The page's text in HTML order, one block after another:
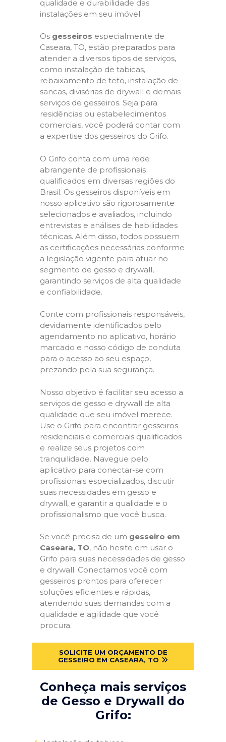
qualidade e durabilidade das
instalações em seu imóvel.
Os gesseiros especialmente de
Caseara, TO, estão preparados para
atender a diversos tipos de serviços,
como instalação de tabicas,
rebaixamento de teto, instalação de
sancas, divisórias de drywall e demais
serviços de gesseiros. Seja para
residências ou estabelecimentos
comerciais, você poderá contar com
a expertise dos gesseiros do Grifo.
O Grifo conta com uma rede
abrangente de profissionais
qualificados em diversas regiões do
Brasil. Os gesseiros disponíveis em
nosso aplicativo são rigorosamente
selecionados e avaliados, incluindo
entrevistas e análises de habilidades
técnicas. Além disso, todos possuem
as certificações necessárias conforme
a legislação vigente para atuar no
segmento de gesso e drywall,
garantindo serviços de alta qualidade
e confiabilidade.
Conte com profissionais responsáveis,
devidamente identificados pelo
agendamento no aplicativo, horário
marcado e nosso código de conduta
para o acesso ao seu espaço,
prezando pela sua segurança.
Nosso objetivo é facilitar seu acesso a
serviços de gesso e drywall de alta
qualidade que seu imóvel merece.
Use o Grifo para encontrar gesseiros
residenciais e comerciais qualificados
e realize seus projetos com
tranquilidade. Navegue pelo
aplicativo para conectar-se com
profissionais especializados, discutir
suas necessidades em gesso e
drywall, e garantir a qualidade e o
profissionalismo que você busca.
Se você precisa de um gesseiro em
Caseara, TO, não hesite em usar o
Grifo para suas necessidades de gesso
e drywall. Conectamos você com
gesseiros prontos para oferecer
soluções eficientes e rápidas,
atendendo suas demandas com a
qualidade e agilidade que você
procura.
SOLICITE UM ORÇAMENTO DE
GESSEIRO EM CASEARA, TO
Conheça mais serviços
de Gesso e Drywall do
Grifo: